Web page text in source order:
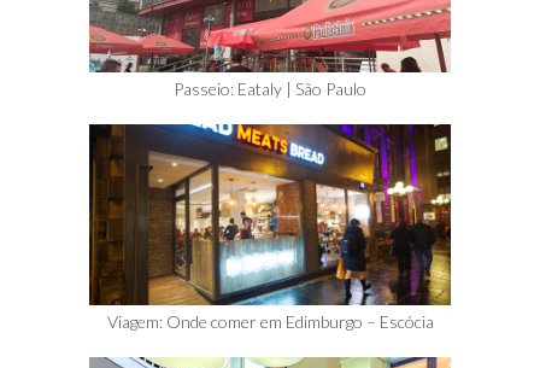
Passeio: Eataly | São Paulo
Viagem: Onde comer em Edimburgo – Escócia